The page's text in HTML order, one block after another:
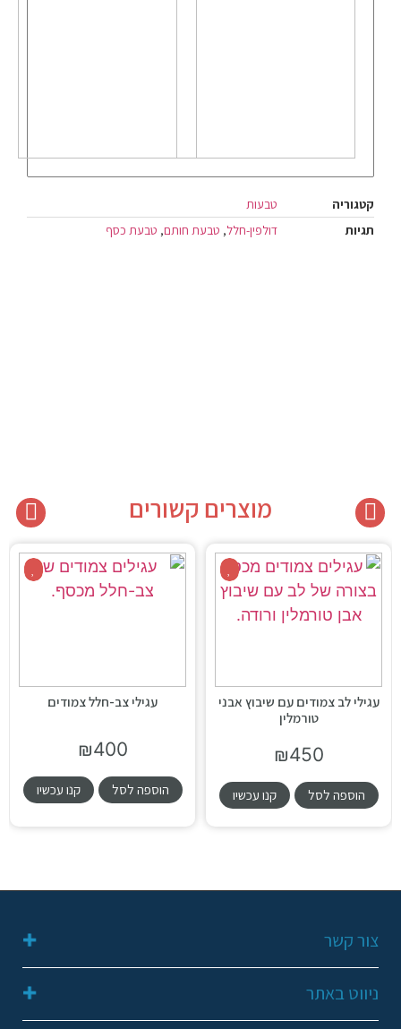
קטגוריה
טבעות
תגיות
דולפין-חלל, טבעת חותם, טבעת כסף
מוצרים קשורים
עגילי לב צמודים עם שיבוץ אבני
טורמלין
₪450
הוספה לסל קנו עכשיו
עגילי צב-חלל צמודים
₪400
הוספה לסל קנו עכשיו
צור קשר
052-2311648
ניווט באתר